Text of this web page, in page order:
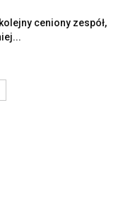
ceniony zespół,